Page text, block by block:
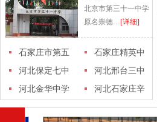
北京市第三十一中学
原名崇德…[详细]
石家庄市第五
十五中学
石家庄精英中
学
河北保定七中
河北邢台三中
河北金华中学
河北石家庄辛
集中学